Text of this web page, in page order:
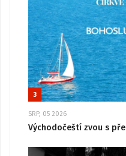
3
SRP, 05 2026
Východočeští zvou s